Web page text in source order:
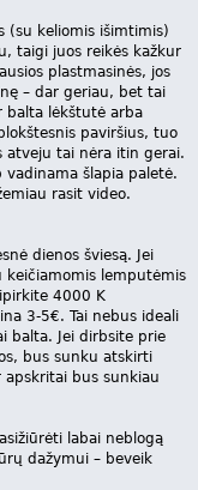
(su keliomis išimtimis)
taigi juos reikės kažkur
plastmasinės, jos
– dar geriau, bet tai
balta lėkštutė arba
paviršius, tuo
atveju tai nėra itin gerai.
šlapia paletė.
rasit video.
dienos šviesą. Jei
lemputėmis
4000 K
3-5€. Tai nebus ideali
balta. Jei dirbsite prie
bus sunku atskirti
apskritai bus sunkiau
labai neblogą
dažymui – beveik